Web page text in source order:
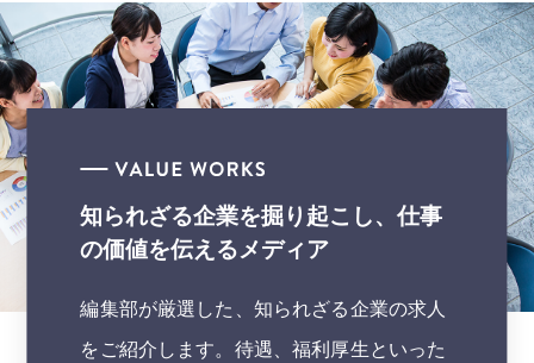
知られざる企業を掘り起こし、仕事
の価値を伝えるメディア
編集部が厳選した、知られざる企業の求人
をご紹介します。待遇、福利厚生といった